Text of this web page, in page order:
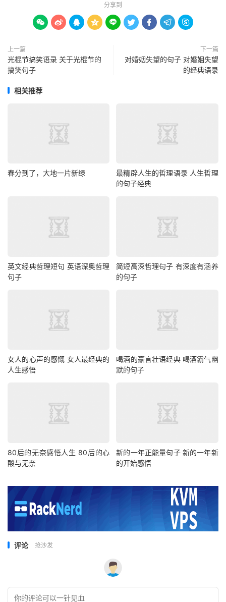
分享到
        
上一篇
光棍节搞笑语录 关于光棍节的
搞笑句子
下一篇
对婚姻失望的句子 对婚姻失望
的经典语录
相关推荐
春分到了，大地一片新绿
最精辟人生的哲理语录 人生哲理
的句子经典
英文经典哲理短句 英语深奥哲理
句子
简短高深哲理句子 有深度有涵养
的句子
女人的心声的感慨 女人最经典的
人生感悟
喝酒的豪言壮语经典 喝酒霸气幽
默的句子
80后的无奈感悟人生 80后的心
酸与无奈
新的一年正能量句子 新的一年新
的开始感悟
评论 抢沙发